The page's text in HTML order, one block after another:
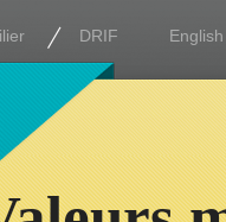
DRIF English